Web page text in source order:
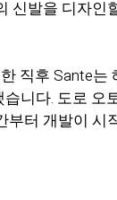
신발을 디자
직후 Sante
니다. 도로
터 개발이